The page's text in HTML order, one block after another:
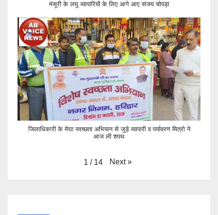
मंसूरी के लघु व्यापारियों के लिए आगे आए संजय चोपड़ा
जिलाधिकारी के मेघा स्वच्छता अभियान से जुड़े व्यापारी व पर्यावरण मित्रो ने
आज ली शपथ
1 / 14 Next »